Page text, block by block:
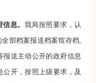
息。 我局按照要求，认
部档案报送档案馆存档,
报送主动公开的政府信息
公开，按照上级要求，及